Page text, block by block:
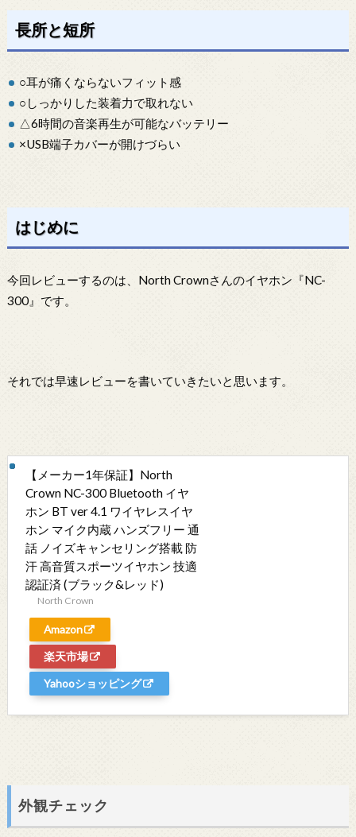
長所と短所
○耳が痛くならないフィット感
○しっかりした装着力で取れない
△6時間の音楽再生が可能なバッテリー
×USB端子カバーが開けづらい
はじめに
今回レビューするのは、North Crownさんのイヤホン『NC-
300』です。
それでは早速レビューを書いていきたいと思います。
【メーカー1年保証】North
Crown NC-300 Bluetooth イヤ
ホン BT ver 4.1 ワイヤレスイヤ
ホン マイク内蔵 ハンズフリー 通
話 ノイズキャンセリング搭載 防
汗 高音質スポーツイヤホン 技適
認証済 (ブラック&レッド)
North Crown
Amazon
楽天市場
Yahooショッピング
外観チェック